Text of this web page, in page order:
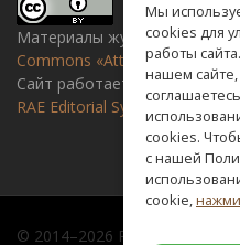
Материалы журнала
Commons «Attribution»
Сайт работает на
RAE Editorial System
© 2014–2026 Russian
Мы
cookies для
работы
нашем
cookies.
с нашей
cookie,